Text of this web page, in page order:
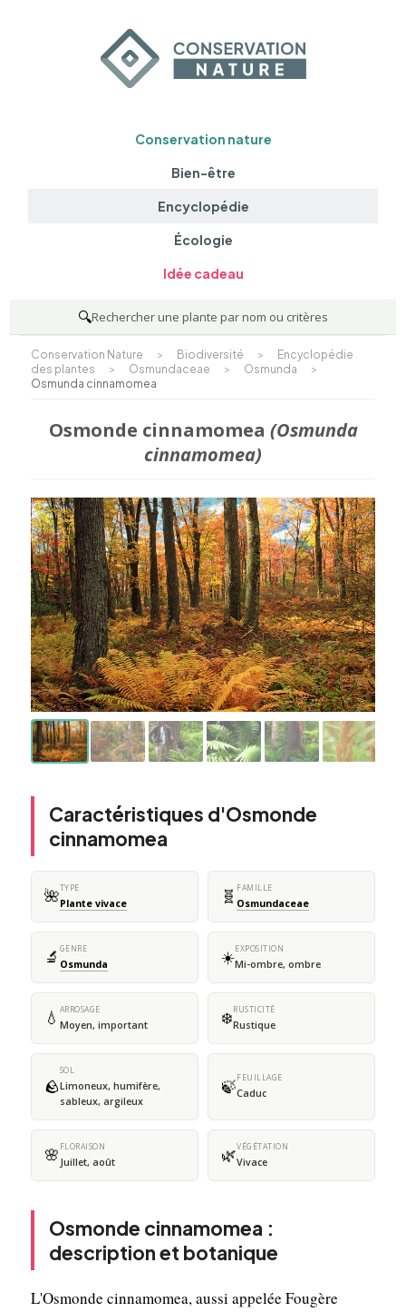
Conservation nature
Bien-être
Encyclopédie
Écologie
Idée cadeau
🔍Rechercher une plante par nom ou critères
Conservation Nature > Biodiversité >
Encyclopédie
des plantes
> Osmundaceae > Osmunda
>
Osmunda cinnamomea
Osmonde cinnamomea (Osmunda
cinnamomea)
Caractéristiques d'Osmonde
cinnamomea
🌺TYPE
Plante vivace 🧬 FAMILLE
Osmundaceae
🔬 GENRE
Osmunda ☀️EXPOSITION
Mi-ombre, ombre
💧 ARROSAGE
Moyen, important ❄️RUSTICITÉ
Rustique
🪨
SOL
Limoneux, humifère,
sableux, argileux
🍃FEUILLAGE
Caduc
🌸 FLORAISON
Juillet, août 🌿VÉGÉTATION
Vivace
Osmonde cinnamomea :
description et botanique
L'Osmonde cinnamomea, aussi appelée Fougère